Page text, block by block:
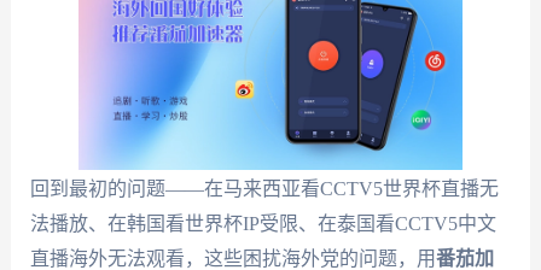
回到最初的问题——在马来西亚看CCTV5世界杯直播无
法播放、在韩国看世界杯IP受限、在泰国看CCTV5中文
直播海外无法观看，这些困扰海外党的问题，用番茄加